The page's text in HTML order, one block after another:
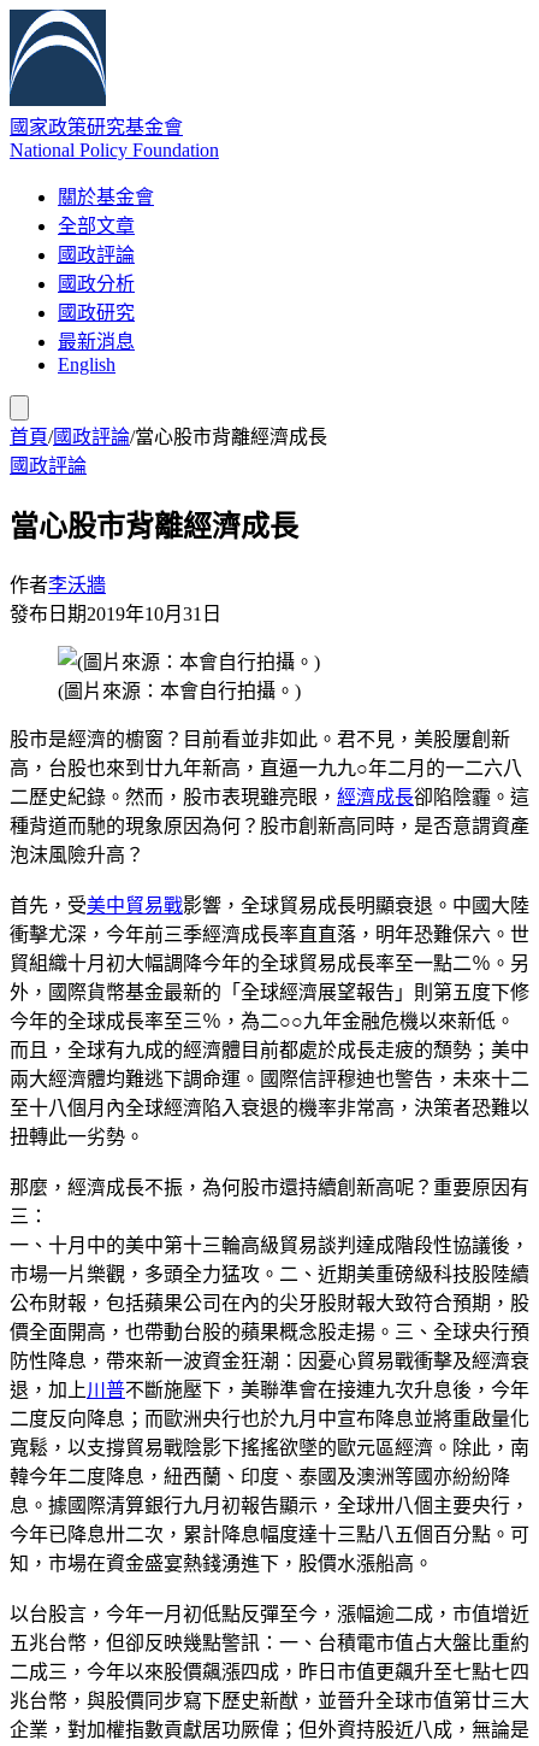
國家政策研究基金會
National Policy Foundation
關於基金會
全部文章
國政評論
國政分析
國政研究
最新消息
English
首頁/國政評論/當心股市背離經濟成長
國政評論
當心股市背離經濟成長
作者李沃牆
發布日期2019年10月31日
(圖片來源：本會自行拍攝。)
股市是經濟的櫥窗？目前看並非如此。君不見，美股屢創新
高，台股也來到廿九年新高，直逼一九九○年二月的一二六八
二歷史紀錄。然而，股市表現雖亮眼， 經濟成長卻陷陰霾。這
種背道而馳的現象原因為何？股市創新高同時，是否意謂資產
泡沫風險升高？
首先，受美中貿易戰影響，全球貿易成長明顯衰退。中國大陸
衝擊尤深，今年前三季經濟成長率直直落，明年恐難保六。世
貿組織十月初大幅調降今年的全球貿易成長率至一點二％。另
外，國際貨幣基金最新的「全球經濟展望報告」則第五度下修
今年的全球成長率至三％，為二○○九年金融危機以來新低。
而且，全球有九成的經濟體目前都處於成長走疲的頹勢；美中
兩大經濟體均難逃下調命運。國際信評穆迪也警告，未來十二
至十八個月內全球經濟陷入衰退的機率非常高，決策者恐難以
扭轉此一劣勢。
那麼，經濟成長不振，為何股市還持續創新高呢？重要原因有
三：
一、十月中的美中第十三輪高級貿易談判達成階段性協議後，
市場一片樂觀，多頭全力猛攻。二、近期美重磅級科技股陸續
公布財報，包括蘋果公司在內的尖牙股財報大致符合預期，股
價全面開高，也帶動台股的蘋果概念股走揚。三、全球央行預
防性降息，帶來新一波資金狂潮：因憂心貿易戰衝擊及經濟衰
退，加上川普不斷施壓下，美聯準會在接連九次升息後，今年
二度反向降息；而歐洲央行也於九月中宣布降息並將重啟量化
寬鬆，以支撐貿易戰陰影下搖搖欲墜的歐元區經濟。除此，南
韓今年二度降息，紐西蘭、印度、泰國及澳洲等國亦紛紛降
息。據國際清算銀行九月初報告顯示，全球卅八個主要央行，
今年已降息卅二次，累計降息幅度達十三點八五個百分點。可
知，市場在資金盛宴熱錢湧進下，股價水漲船高。
以台股言，今年一月初低點反彈至今，漲幅逾二成，市值增近
五兆台幣，但卻反映幾點警訊：一、台積電市值占大盤比重約
二成三，今年以來股價飆漲四成，昨日市值更飆升至七點七四
兆台幣，與股價同步寫下歷史新猷，並晉升全球市值第廿三大
企業，對加權指數貢獻居功厥偉；但外資持股近八成，無論是